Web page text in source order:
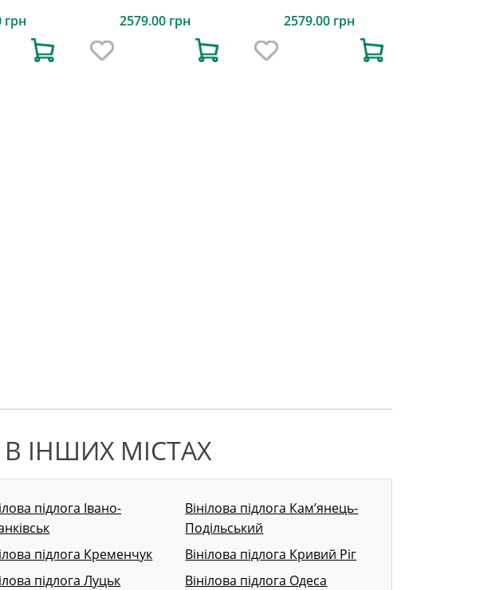
грн 2579.00 грн 2579.00 грн
ІНШИХ МІСТАХ
підлога Івано-
Вінілова підлога Кам’янець-
Подільський
підлога Кременчук
Вінілова підлога Кривий Ріг
підлога Луцьк Вінілова підлога Одеса